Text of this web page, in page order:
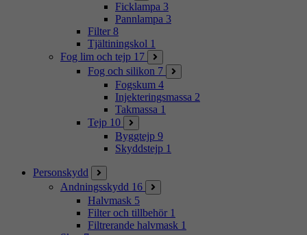
Ficklampa 3
Pannlampa 3
Filter 8
Tjältiningskol 1
Fog lim och tejp 17
Fog och silikon 7
Fogskum 4
Injekteringsmassa 2
Takmassa 1
Tejp 10
Byggtejp 9
Skyddstejp 1
Personskydd
Andningsskydd 16
Halvmask 5
Filter och tillbehör 1
Filtrerande halvmask 1